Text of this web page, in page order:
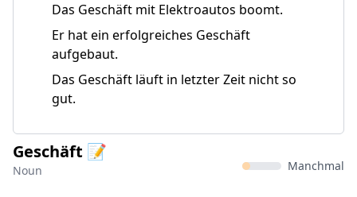
Das Geschäft mit Elektroautos boomt.
Er hat ein erfolgreiches Geschäft
aufgebaut.
Das Geschäft läuft in letzter Zeit nicht so
gut.
Geschäft 📝
Noun Manchmal